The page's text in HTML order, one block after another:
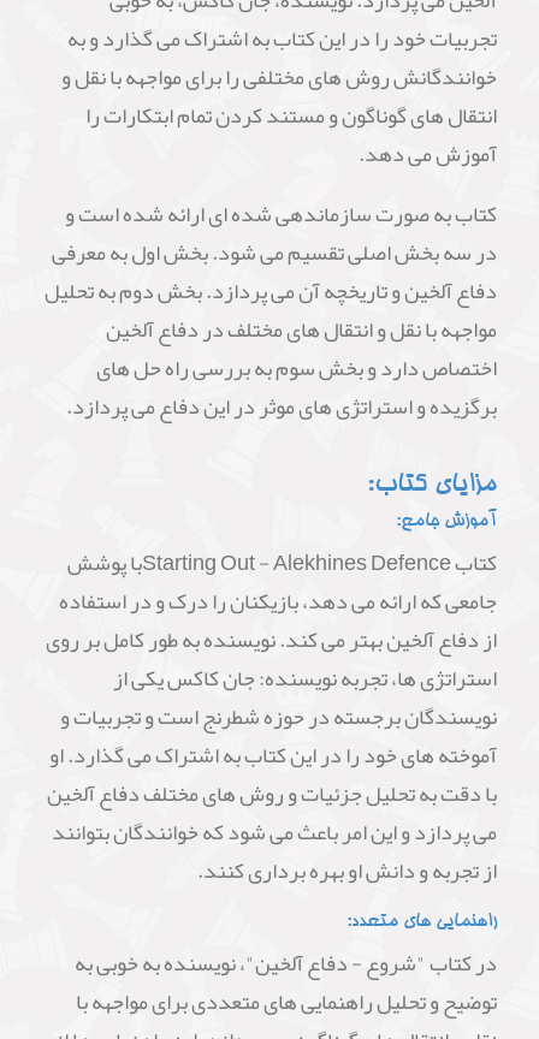
تجربیات خود را در این کتاب به اشتراک می گذارد و به
خوانندگانش روش های مختلفی را برای مواجهه با نقل و
انتقال های گوناگون و مستند کردن تمام ابتکارات را
آموزش می دهد.
کتاب به صورت سازماندهی شده ای ارائه شده است و
در سه بخش اصلی تقسیم می شود. بخش اول به معرفی
دفاع آلخین و تاریخچه آن می پردازد. بخش دوم به تحلیل
مواجهه با نقل و انتقال های مختلف در دفاع آلخین
اختصاص دارد و بخش سوم به بررسی راه حل های
برگزیده و استراتژی های موثر در این دفاع می پردازد.
مزایای کتاب:
آموزش جامع:
کتاب Starting Out - Alekhines Defenceبا پوشش
جامعی که ارائه می دهد، بازیکنان را درک و در استفاده
از دفاع آلخین بهتر می کند. نویسنده به طور کامل بر روی
استراتژی ها، تجربه نویسنده: جان کاکس یکی از
نویسندگان برجسته در حوزه شطرنج است و تجربیات و
آموخته های خود را در این کتاب به اشتراک می گذارد. او
با دقت به تحلیل جزئیات و روش های مختلف دفاع آلخین
می پردازد و این امر باعث می شود که خوانندگان بتوانند
از تجربه و دانش او بهره برداری کنند.
راهنمایی های متعدد:
در کتاب "شروع - دفاع آلخین"، نویسنده به خوبی به
توضیح و تحلیل راهنمایی های متعددی برای مواجهه با